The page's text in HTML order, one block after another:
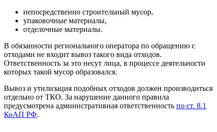
непосредственно строительный мусор,
упаковочные материалы,
отделочные материалы.
В обязанности регионального оператора по обращению с
отходами не входит вывоз такого вида отходов.
Ответственность за это несут лица, в процессе деятельности
которых такой мусор образовался.
Вывоз и утилизация подобных отходов должен производиться
отдельно от ТКО. За нарушение данного правила
предусмотрена административная ответственность по ст. 8.1
КоАП РФ.